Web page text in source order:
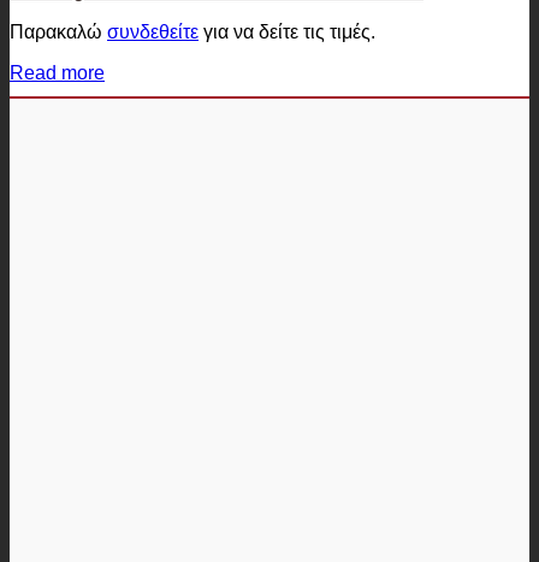
Παρακαλώ συνδεθείτε για να δείτε τις τιμές.
Read more